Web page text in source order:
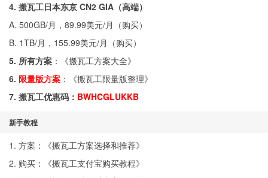
4. 搬瓦工日本东京 CN2 GIA（高端）
A. 500GB/月，89.99美元/月（购买）
B. 1TB/月，155.99美元/月（购买）
5. 所有方案 ：《搬瓦工方案大全》
6. 限量版方案 ：《搬瓦工限量版整理》
7. 搬瓦工优惠码： BWHCGLUKKB
新手教程
1. 方案：《搬瓦工方案选择和推荐》
2. 购买：《搬瓦工支付宝购买教程》